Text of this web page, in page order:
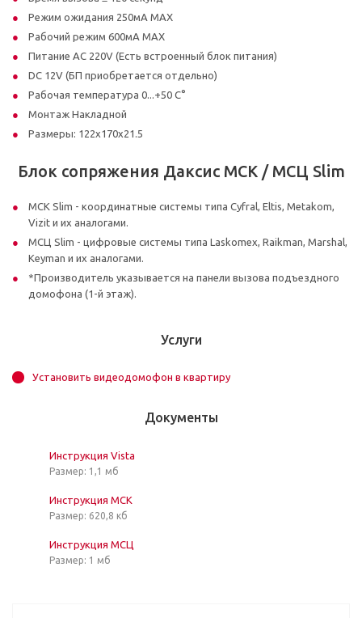
Режим ожидания 250мА MAX
Рабочий режим 600мА MAX
Питание AC 220V (Есть встроенный блок питания)
DC 12V (БП приобретается отдельно)
Рабочая температура 0...+50 С°
Монтаж Накладной
Размеры: 122x170x21.5
Блок сопряжения Даксис МСК / МСЦ Slim
МСК Slim - координатные системы типа Cyfral, Eltis, Metakom,
Vizit и их аналогами.
МСЦ Slim - цифровые системы типа Laskomex, Raikman, Marshal,
Keyman и их аналогами.
*Производитель указывается на панели вызова подъездного
домофона (1-й этаж).
Услуги
Установить видеодомофон в квартиру
Документы
Инструкция Vista
Размер: 1,1 мб
Инструкция МСК
Размер: 620,8 кб
Инструкция МСЦ
Размер: 1 мб